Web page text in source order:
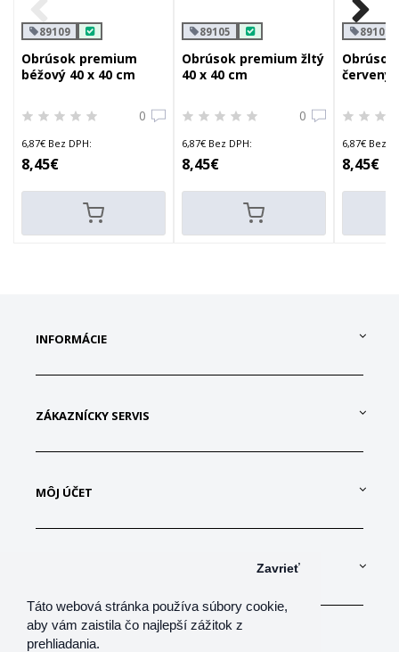
Táto webová stránka používa súbory cookie,
aby vám zaistila čo najlepší zážitok z
prehliadania.
Zavrieť
89109
Obrúsok premium
béžový 40 x 40 cm
0
6,87€ Bez DPH:
8,45€
89105
Obrúsok premium žltý
40 x 40 cm
0
6,87€ Bez DPH:
8,45€
89101
červený
6,87€ Bez
8,45€
INFORMÁCIE
ZÁKAZNÍCKY SERVIS
MÔJ ÚČET